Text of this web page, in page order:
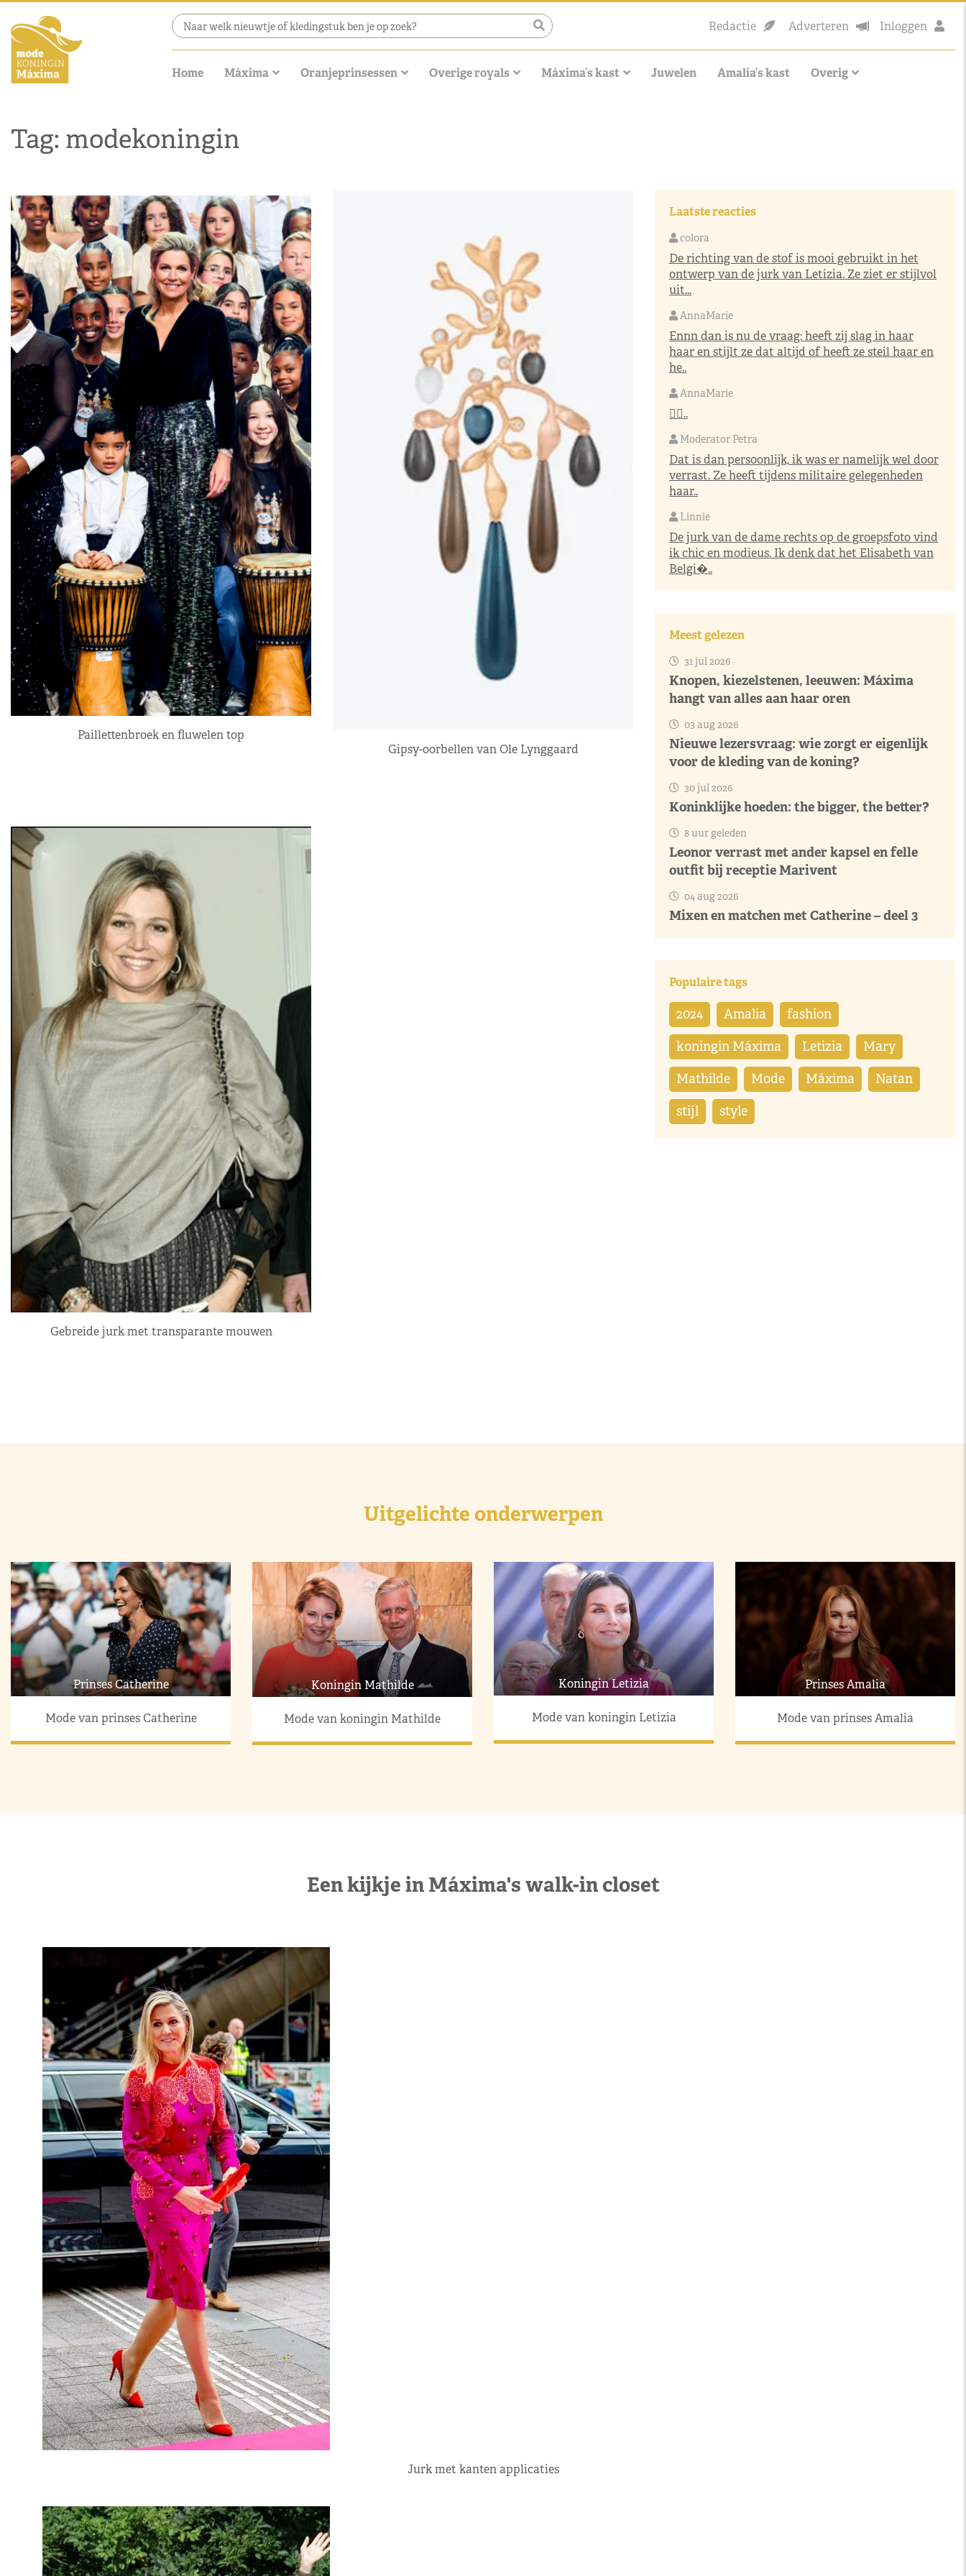
Redactie Adverteren Inloggen
Home Máxima Oranjeprinsessen Overige royals Máxima’s kast Juwelen Amalia’s kast Overig
Tag: modekoningin
Paillettenbroek en fluwelen top
Gipsy-oorbellen van Ole Lynggaard
Gebreide jurk met transparante mouwen
Laatste reacties
colora
De richting van de stof is mooi gebruikt in het
ontwerp van de jurk van Letizia. Ze ziet er stijlvol
uit...
AnnaMarie
Ennn dan is nu de vraag: heeft zij slag in haar
haar en stijlt ze dat altijd of heeft ze steil haar en
he..
AnnaMarie
👌🏼..
Moderator Petra
Dat is dan persoonlijk, ik was er namelijk wel door
verrast. Ze heeft tijdens militaire gelegenheden
haar..
Linnie
De jurk van de dame rechts op de groepsfoto vind
ik chic en modieus. Ik denk dat het Elisabeth van
Belgi�..
Meest gelezen
31 jul 2026
Knopen, kiezelstenen, leeuwen: Máxima
hangt van alles aan haar oren
03 aug 2026
Nieuwe lezersvraag: wie zorgt er eigenlijk
voor de kleding van de koning?
30 jul 2026
Koninklijke hoeden: the bigger, the better?
8 uur geleden
Leonor verrast met ander kapsel en felle
outfit bij receptie Marivent
04 aug 2026
Mixen en matchen met Catherine – deel 3
Populaire tags
2024 Amalia fashion
koningin Máxima Letizia Mary
Mathilde Mode Máxima Natan
stijl style
Uitgelichte onderwerpen
Prinses Catherine
Mode van prinses Catherine
Koningin Mathilde
Mode van koningin Mathilde
Koningin Letizia
Mode van koningin Letizia
Prinses Amalia
Mode van prinses Amalia
Een kijkje in Máxima's walk-in closet
Jurk met kanten applicaties